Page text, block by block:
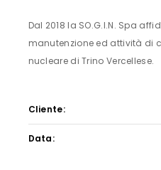
Dal 2018 la SO.G.I.N. Spa
manutenzione ed attività di
nucleare di Trino Vercellese.
Cliente:
Data: